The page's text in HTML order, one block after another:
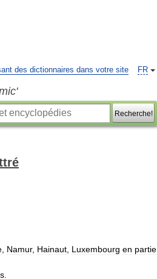
FR
des dictionnaires dans votre site
Recherche!
Namur, Hainaut Luxembourg en partie